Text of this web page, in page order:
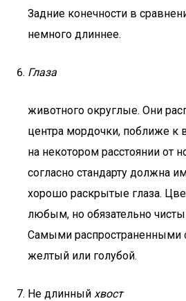
Задние конечности в
немного длиннее.
Глаза
животного округлые. Они
центра мордочки, поближе
на некотором расстоянии от
согласно стандарту должна
хорошо раскрытые глаза.
любым, но обязательно
Самыми распространенными
желтый или голубой.
Не длинный хвост